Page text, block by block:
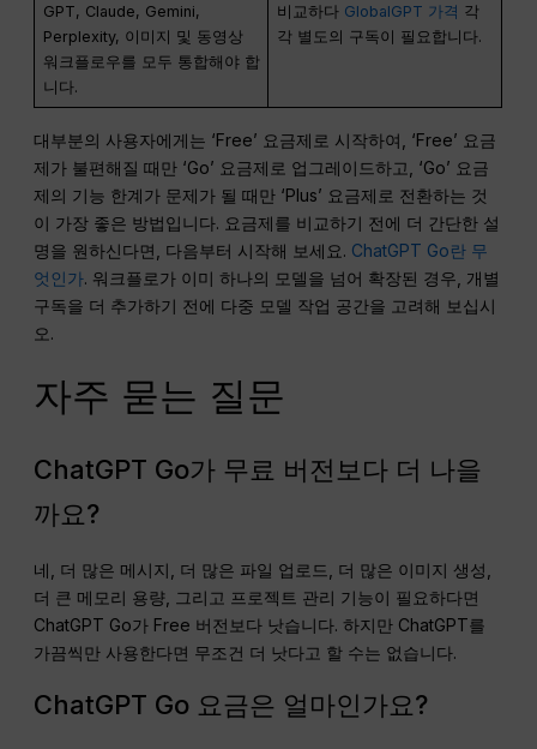
GPT, Claude, Gemini,
Perplexity, 이미지 및 동영상
워크플로우를 모두 통합해야 합
니다.
비교하다 GlobalGPT 가격 각
각 별도의 구독이 필요합니다.
대부분의 사용자에게는 ‘Free’ 요금제로 시작하여, ‘Free’ 요금
제가 불편해질 때만 ‘Go’ 요금제로 업그레이드하고, ‘Go’ 요금
제의 기능 한계가 문제가 될 때만 ‘Plus’ 요금제로 전환하는 것
이 가장 좋은 방법입니다. 요금제를 비교하기 전에 더 간단한 설
명을 원하신다면, 다음부터 시작해 보세요. ChatGPT Go란 무
엇인가. 워크플로가 이미 하나의 모델을 넘어 확장된 경우, 개별
구독을 더 추가하기 전에 다중 모델 작업 공간을 고려해 보십시
오.
자주 묻는 질문
ChatGPT Go가 무료 버전보다 더 나을
까요?
네, 더 많은 메시지, 더 많은 파일 업로드, 더 많은 이미지 생성,
더 큰 메모리 용량, 그리고 프로젝트 관리 기능이 필요하다면
ChatGPT Go가 Free 버전보다 낫습니다. 하지만 ChatGPT를
가끔씩만 사용한다면 무조건 더 낫다고 할 수는 없습니다.
ChatGPT Go 요금은 얼마인가요?